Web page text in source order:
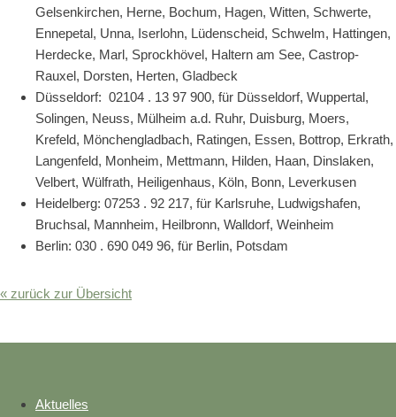
Gelsenkirchen, Herne, Bochum, Hagen, Witten, Schwerte,
Ennepetal, Unna, Iserlohn, Lüdenscheid, Schwelm, Hattingen,
Herdecke, Marl, Sprockhövel, Haltern am See, Castrop-
Rauxel, Dorsten, Herten, Gladbeck
Düsseldorf: 02104 . 13 97 900, für Düsseldorf, Wuppertal,
Solingen, Neuss, Mülheim a.d. Ruhr, Duisburg, Moers,
Krefeld, Mönchengladbach, Ratingen, Essen, Bottrop, Erkrath,
Langenfeld, Monheim, Mettmann, Hilden, Haan, Dinslaken,
Velbert, Wülfrath, Heiligenhaus, Köln, Bonn, Leverkusen
Heidelberg: 07253 . 92 217, für Karlsruhe, Ludwigshafen,
Bruchsal, Mannheim, Heilbronn, Walldorf, Weinheim
Berlin: 030 . 690 049 96, für Berlin, Potsdam
« zurück zur Übersicht
Aktuelles